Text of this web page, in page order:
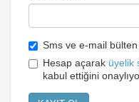
Sms ve e-mail
Hesap açarak üyelik
kabul ettiğini